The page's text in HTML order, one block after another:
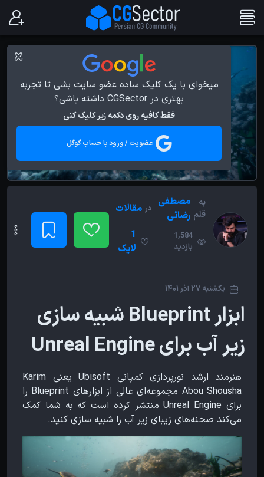
میخوای با یک کلیک ساده عضو سایت بشی تا تجربه
بهتری در CGSector داشته باشی؟
فقط کافیه روی دکمه زیر کلیک کنی
عضویت / ورود با حساب گوگل
به
قلم
مصطفی
رضائی
در مقالات
1,584
بازدید
1
لایک
یکشنبه 27 آذر 1401
ابزار Blueprint شبیه سازی
زیر آب برای Unreal Engine
هنرمند ارشد نورپردازی کمپانی Ubisoft یعنی Karim
Abou Shousha مجموعه‌ای عالی از ابزارهای Blueprint را
برای Unreal Engine منتشر کرده است که به شما کمک
می‌کند صحنه‌های زیبای زیر آب را شبیه سازی کنید.